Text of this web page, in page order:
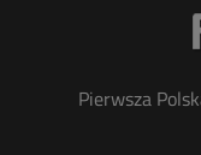
Pierwsza